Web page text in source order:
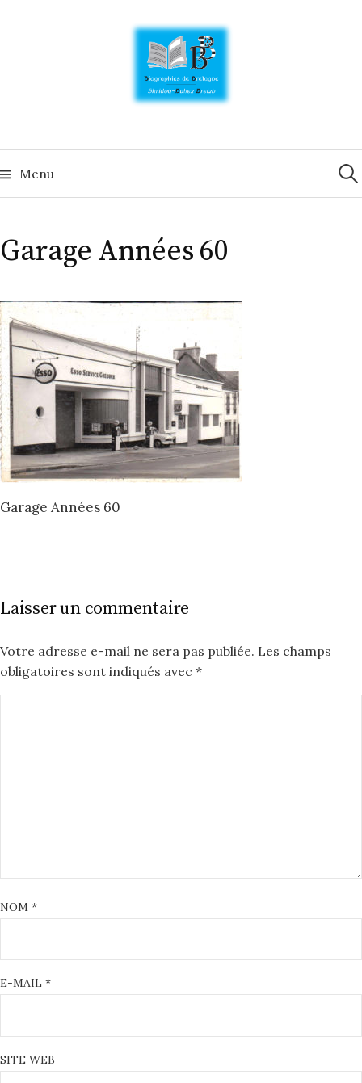
Menu
Garage Années 60
Garage Années 60
Laisser un commentaire
Votre adresse e-mail ne sera pas publiée. Les champs
obligatoires sont indiqués avec *
NOM *
E-MAIL *
SITE WEB